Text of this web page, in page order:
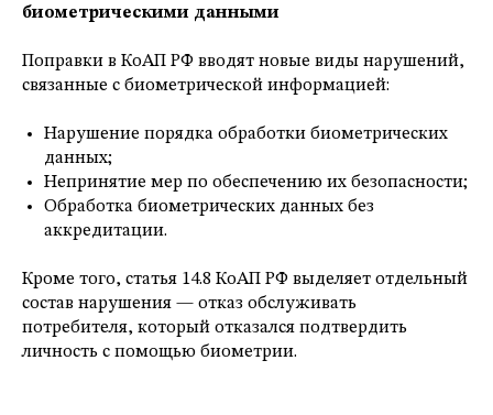
биометрическими данными
Поправки в КоАП РФ вводят новые виды нарушений,
связанные с биометрической информацией:
Нарушение порядка обработки биометрических
данных;
Непринятие мер по обеспечению их безопасности;
Обработка биометрических данных без
аккредитации.
Кроме того, статья 14.8 КоАП РФ выделяет отдельный
состав нарушения — отказ обслуживать
потребителя, который отказался подтвердить
личность с помощью биометрии.